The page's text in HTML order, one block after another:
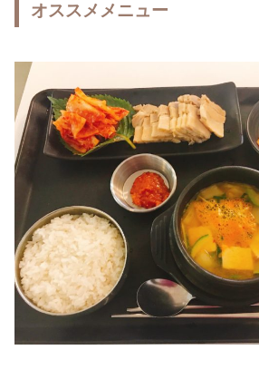
オススメメニュー